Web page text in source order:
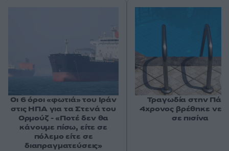
Οι 6 όροι «φωτιά» του Ιράν
στις ΗΠΑ για τα Στενά του
Ορμούζ - «Ποτέ δεν θα
κάνουμε πίσω, είτε σε
πόλεμο είτε σε
διαπραγματεύσεις»
Τραγωδία στην
4χρονος βρέθηκε
σε πισίνα